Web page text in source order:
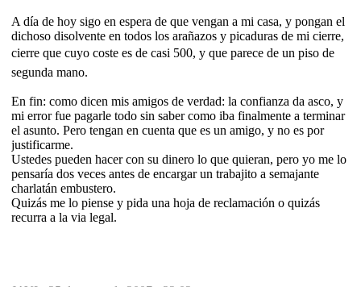
A día de hoy sigo en espera de que vengan a mi casa, y pongan el
dichoso disolvente en todos los arañazos y picaduras de mi cierre,
cierre que cuyo coste es de casi 500, y que parece de un piso de
segunda mano.
En fin: como dicen mis amigos de verdad: la confianza da asco, y
mi error fue pagarle todo sin saber como iba finalmente a terminar
el asunto. Pero tengan en cuenta que es un amigo, y no es por
justificarme.
Ustedes pueden hacer con su dinero lo que quieran, pero yo me lo
pensaría dos veces antes de encargar un trabajito a semajante
charlatán embustero.
Quizás me lo piense y pida una hoja de reclamación o quizás
recurra a la via legal.